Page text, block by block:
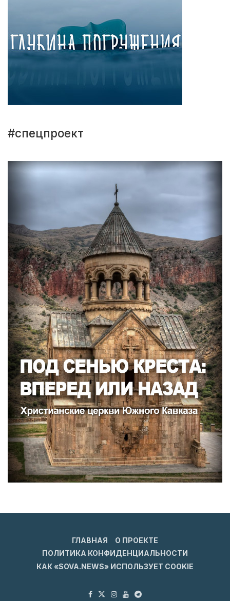
#спецпроект
ГЛАВНАЯ
О ПРОЕКТЕ
ПОЛИТИКА КОНФИДЕНЦИАЛЬНОСТИ
КАК «SOVA.NEWS» ИСПОЛЬЗУЕТ COOKIE